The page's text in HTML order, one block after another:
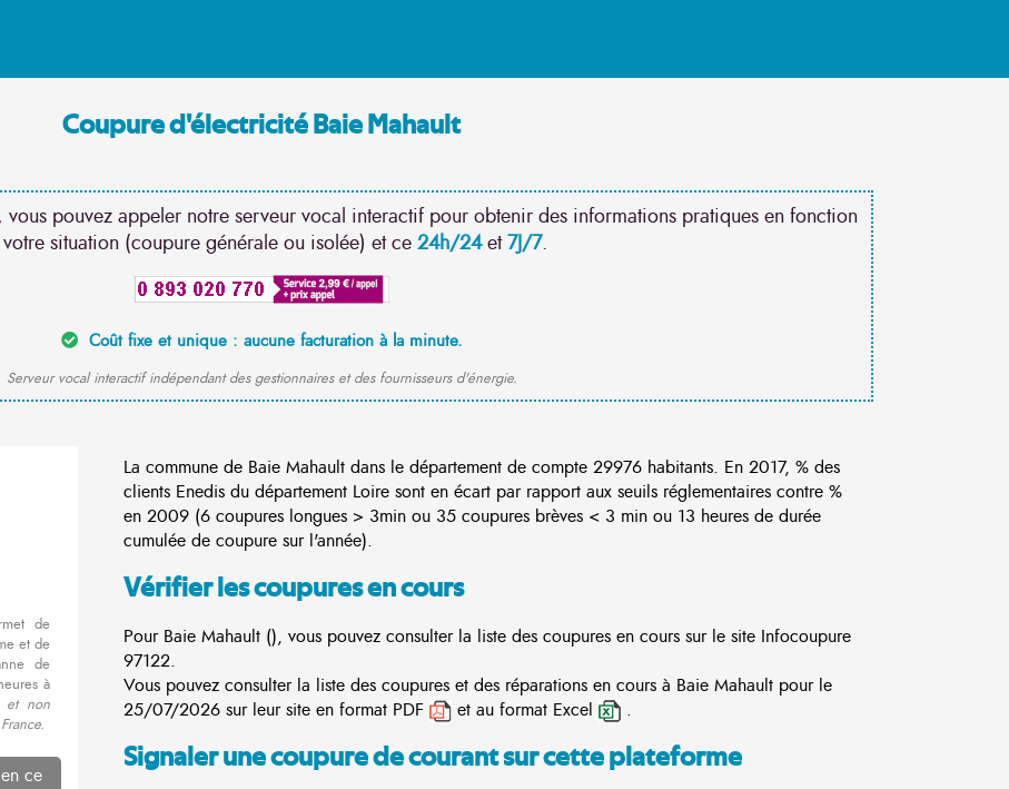
Coupure d'électricité Baie Mahault
vous pouvez appeler notre serveur vocal interactif pour obtenir des informations pratiques en fonction
situation (coupure générale ou isolée) et ce 24h/24et7J/7.
Coût fixe et unique : aucune facturation à la minute.
Serveur vocal interactif indépendant des gestionnaires et des fournisseurs d'énergie.
de
et de
de
à
et non
ce
La commune de Baie Mahault dans le département de compte 29976 habitants. En 2017, % des
clients Enedis du département Loire sont en écart par rapport aux seuils réglementaires contre %
en 2009 (6 coupures longues > 3min ou 35 coupures brèves < 3 min ou 13 heures de durée
cumulée de coupure sur l'année).
Vérifier les coupures en cours
Pour Baie Mahault (), vous pouvez consulter la liste des coupures en cours sur le site Infocoupure
97122.
Vous pouvez consulter la liste des coupures et des réparations en cours à Baie Mahault pour le
25/07/2026 sur leur site en format PDF
et au format Excel .
Signaler une coupure de courant sur cette plateforme